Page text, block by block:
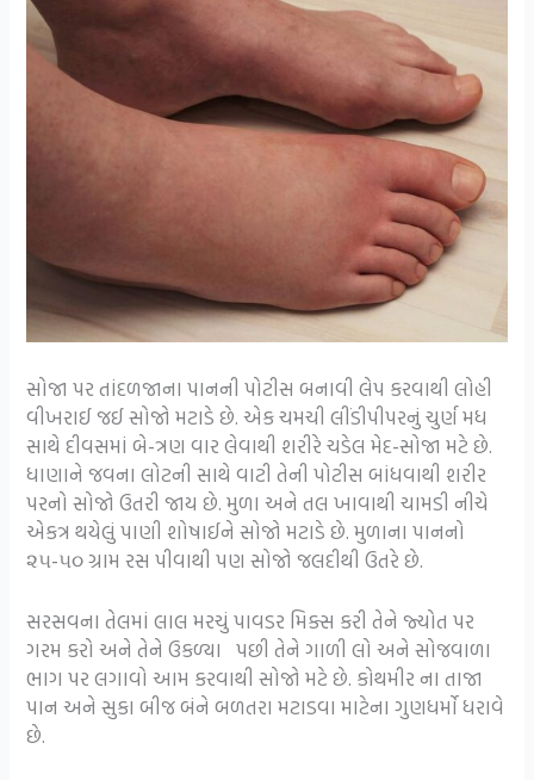
સોજા પર તાંદળજાના પાનની પોટીસ બનાવી લેપ કરવાથી લોહી
વીખરાઈ જઈ સોજો મટાડે છે. એક ચમચી લીંડીપીપરનું ચુર્ણ મધ
સાથે દીવસમાં બે-ત્રણ વાર લેવાથી શરીરે ચડેલ મેદ-સોજા મટે છે.
ધાણાને જવના લોટની સાથે વાટી તેની પોટીસ બાંધવાથી શરીર
પરનો સોજો ઉતરી જાય છે. મુળા અને તલ ખાવાથી ચામડી નીચે
એકત્ર થયેલું પાણી શોષાઈને સોજો મટાડે છે. મુળાના પાનનો
૨૫-૫૦ ગ્રામ રસ પીવાથી પણ સોજો જલદીથી ઉતરે છે.
સરસવના તેલમાં લાલ મરચું પાવડર મિક્સ કરી તેને જ્યોત પર
ગરમ કરો અને તેને ઉકળ્યા પછી તેને ગાળી લો અને સોજવાળા
ભાગ પર લગાવો આમ કરવાથી સોજો મટે છે. કોથમીર ના તાજા
પાન અને સુકા બીજ બંને બળતરા મટાડવા માટેના ગુણધર્મો ધરાવે
છે.